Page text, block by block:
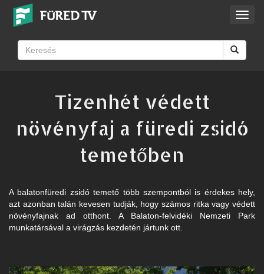
Tizenhét védett
növényfaj a füredi zsidó
temetőben
A balatonfüredi zsidó temető több szempontból is érdekes hely,
azt azonban talán kevesen tudják, hogy számos ritka vagy védett
növényfajnak ad otthont. A Balaton-felvidéki Nemzeti Park
munkatársával a virágzás kezdetén jártunk ott.